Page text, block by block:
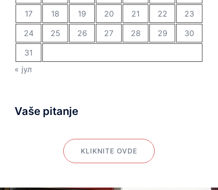
17
18 19 20 21 22
23
24
25 26 27 28 29
30
31
« јул
Vaše pitanje
KLIKNITE OVDE